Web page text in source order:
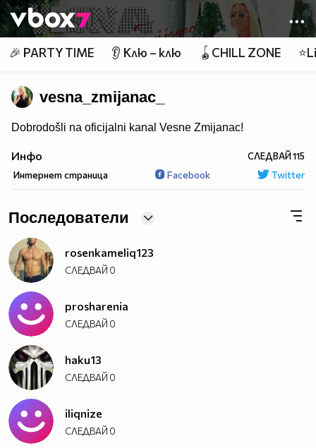
Member of
👾
🎉 PARTY TIME 👂 Клю – клю 🪀CHILL ZONE
vesna_zmijanac_
Dobrodošli na oficijalni kanal Vesne Zmijanac!
Инфо СЛЕДВАЙ115
Интернет страница Facebook Twitter
Последователи
rosenkameliq123
СЛЕДВАЙ 0
prosharenia
СЛЕДВАЙ 0
haku13
СЛЕДВАЙ 0
iliqnize
СЛЕДВАЙ 0